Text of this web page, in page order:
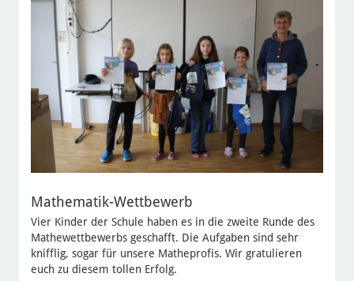
Mathematik-Wettbewerb
Vier Kinder der Schule haben es in die zweite Runde des
Mathewettbewerbs geschafft. Die Aufgaben sind sehr
knifflig, sogar für unsere Matheprofis. Wir gratulieren
euch zu diesem tollen Erfolg.